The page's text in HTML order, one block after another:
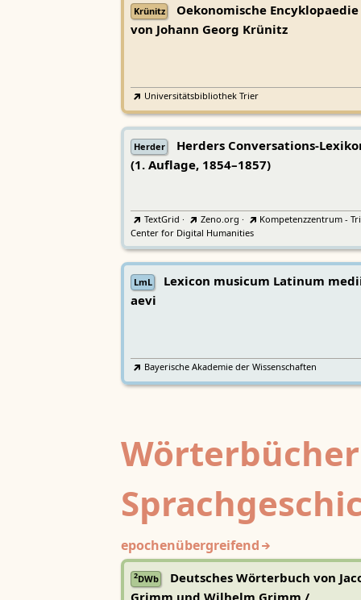
Krünitz
Oekonomische Encyklopaedie
von Johann Georg Krünitz
Universitätsbibliothek Trier
Herder
Herders Conversations-
(1. Auflage, 1854–1857)
TextGrid · Zeno.org ·
Kompetenzzentrum -
Center for Digital Humanities
LmL
Lexicon musicum Latinum
aevi
Bayerische Akademie der Wissenschaften
epochenübergreifend
2DWb
Deutsches Wörterbuch von